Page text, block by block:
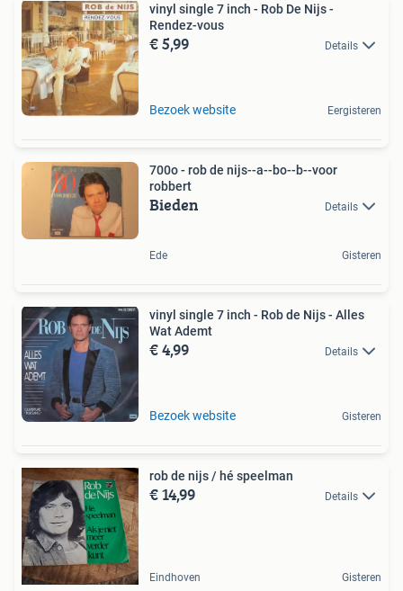
vinyl single 7 inch - Rob De Nijs -
Rendez-vous
€ 5,99 Details
Bezoek website Eergisteren
700o - rob de nijs--a--bo--b--voor
robbert
Bieden Details
Ede Gisteren
vinyl single 7 inch - Rob de Nijs - Alles
Wat Ademt
€ 4,99 Details
Bezoek website Gisteren
rob de nijs / hé speelman
€ 14,99 Details
Eindhoven Gisteren